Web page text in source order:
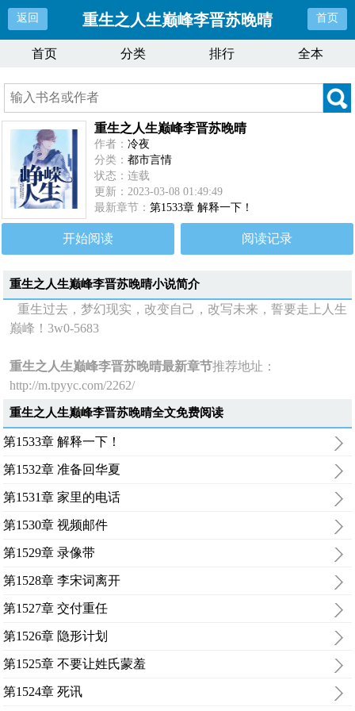
返回 重生之人生巅峰李晋苏晚晴 首页
首页 分类 排行 全本
重生之人生巅峰李晋苏晚晴
作者：冷夜
分类：都市言情
状态：连载
更新：2023-03-08 01:49:49
最新章节：第1533章 解释一下！
开始阅读 阅读记录
重生之人生巅峰李晋苏晚晴小说简介
重生过去，梦幻现实，改变自己，改写未来，誓要走上人生
巅峰！3w0-5683
重生之人生巅峰李晋苏晚晴最新章节推荐地址：
http://m.tpyyc.com/2262/
重生之人生巅峰李晋苏晚晴全文免费阅读
第1533章 解释一下！
第1532章 准备回华夏
第1531章 家里的电话
第1530章 视频邮件
第1529章 录像带
第1528章 李宋词离开
第1527章 交付重任
第1526章 隐形计划
第1525章 不要让姓氏蒙羞
第1524章 死讯